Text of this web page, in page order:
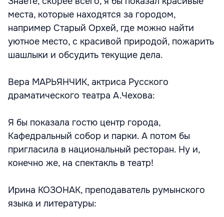
места, которые находятся за городом,
например Старый Орхей, где можно найти
уютное место, с красивой природой, пожарить
шашлыки и обсудить текущие дела.
Вера МАРЬЯНЧИК, актриса Русского
драматического театра А.Чехова:
Я бы показала гостю центр города,
Кафедральный собор и парки. А потом бы
пригласила в национальный ресторан. Ну и,
конечно же, на спектакль в театр!
Ирина КОЗОНАК, преподаватель румынского
языка и литературы: